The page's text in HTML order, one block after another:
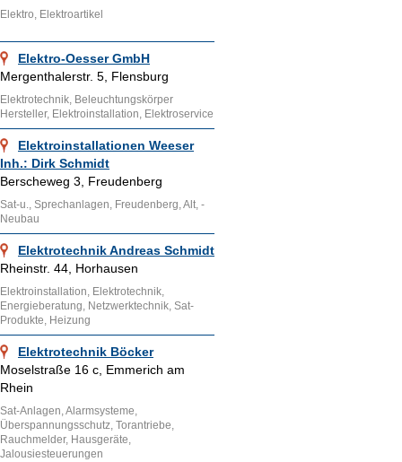
Elektro, Elektroartikel
Elektro-Oesser GmbH
Mergenthalerstr. 5, Flensburg
Elektrotechnik, Beleuchtungskörper
Hersteller, Elektroinstallation, Elektroservice
Elektroinstallationen Weeser
Inh.: Dirk Schmidt
Berscheweg 3, Freudenberg
Sat-u., Sprechanlagen, Freudenberg, Alt, -
Neubau
Elektrotechnik Andreas Schmidt
Rheinstr. 44, Horhausen
Elektroinstallation, Elektrotechnik,
Energieberatung, Netzwerktechnik, Sat-
Produkte, Heizung
Elektrotechnik Böcker
Moselstraße 16 c, Emmerich am
Rhein
Sat-Anlagen, Alarmsysteme,
Überspannungsschutz, Torantriebe,
Rauchmelder, Hausgeräte,
Jalousiesteuerungen